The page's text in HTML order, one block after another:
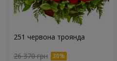
251 червона троянда
26 370 грн